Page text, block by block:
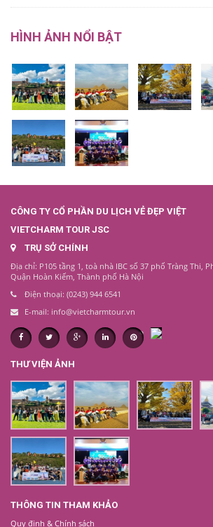
HÌNH ẢNH NỔI BẬT
CÔNG TY CỔ PHẦN DU LỊCH VẺ ĐẸP VIỆT
VIETCHARM TOUR JSC
TRỤ SỞ CHÍNH
Địa chỉ: P105 tầng 1, toà nhà IBC số 37 phố Tràng Thi,
Quận Hoàn Kiếm, Thành phố Hà Nội
Điện thoại: (0243) 944 6541
E-mail: info@vietcharmtour.vn
THƯ VIỆN ẢNH
THÔNG TIN THAM KHẢO
Quy định & Chính sách